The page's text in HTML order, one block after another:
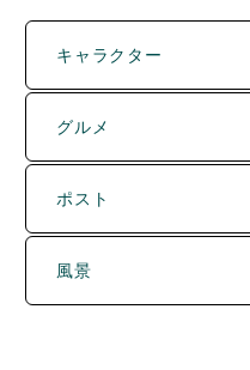
グルメ
ポスト
風景
当ブログご案内